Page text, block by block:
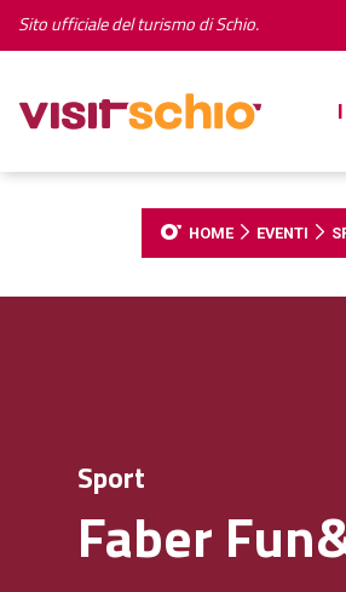
Sito ufficiale del turismo di Schio.
HOME EVENTI
Sport
Faber